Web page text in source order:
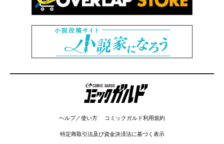
コミックガルド
ヘルプ／使い方 コミックガルド利用規約
特定商取引法及び資金決済法に基づく表示